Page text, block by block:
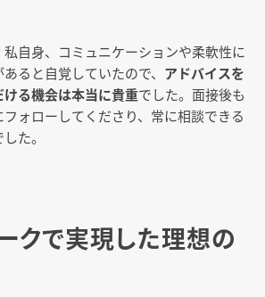
私自身、コミュニケーションや柔軟性に
ると自覚していたので、 アドバイスを
ける機会は本当に貴重でした。面接後も
フォローしてくださり、常に相談できる
た。
クで実現した理想の